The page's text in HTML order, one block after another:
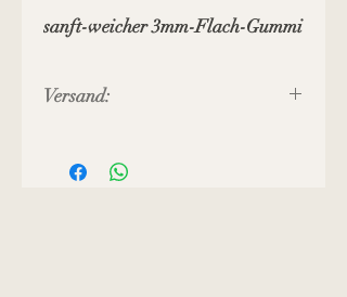
sanft-weicher 3mm-Flach-Gummi
Versand:
Versandkosten